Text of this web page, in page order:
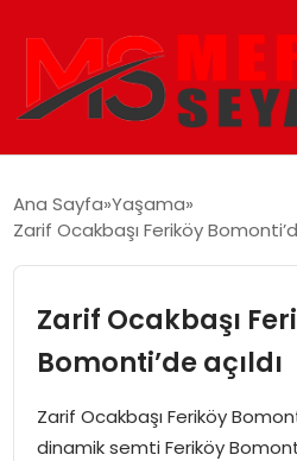
EĞITIM
TEKNOLOJI
GÜNCEL
Ana Sayfa Yaşama
Zarif Ocakbaşı Feriköy
Zarif Ocakbaşı
Bomonti’de açıldı
Zarif Ocakbaşı Feriköy
dinamik semti Feriköy